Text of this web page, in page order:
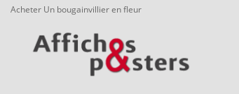
Acheter Un bougainvillier en fleur